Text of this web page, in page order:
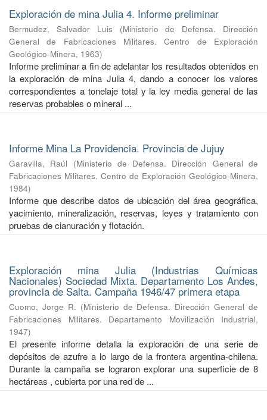
Exploración de mina Julia 4. Informe preliminar
Bermudez, Salvador Luis (Ministerio de Defensa. Dirección
General de Fabricaciones Militares. Centro de Exploración
Geológico-Minera, 1963)
Informe preliminar a fin de adelantar los resultados obtenidos en
la exploración de mina Julia 4, dando a conocer los valores
correspondientes a tonelaje total y la ley media general de las
reservas probables o mineral ...
Informe Mina La Providencia. Provincia de Jujuy
Garavilla, Raúl (Ministerio de Defensa. Dirección General de
Fabricaciones Militares. Centro de Exploración Geológico-Minera,
1984)
Informe que describe datos de ubicación del área geográfica,
yacimiento, mineralización, reservas, leyes y tratamiento con
pruebas de cianuración y flotación.
Exploración mina Julia (Industrias Químicas
Nacionales) Sociedad Mixta. Departamento Los Andes,
provincia de Salta. Campaña 1946/47 primera etapa
Cuomo, Jorge R. (Ministerio de Defensa. Dirección General de
Fabricaciones Militares. Departamento Movilización Industrial,
1947)
El presente informe detalla la exploración de una serie de
depósitos de azufre a lo largo de la frontera argentina-chilena.
Durante la campaña se lograron explorar una superficie de 8
hectáreas , cubierta por una red de ...